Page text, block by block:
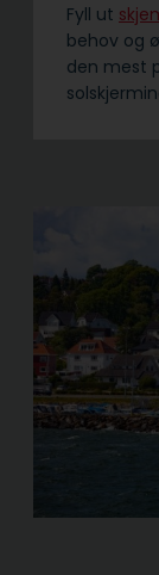
Fyll ut
behov og
den mest